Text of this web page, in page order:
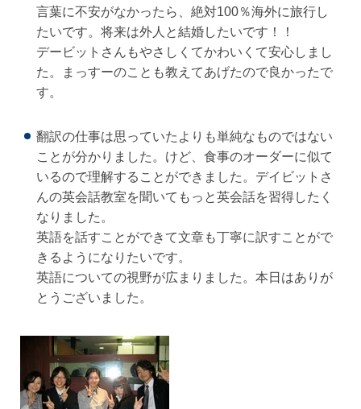
言葉に不安がなかったら、絶対100％海外に旅行し
たいです。将来は外人と結婚したいです！！
デービットさんもやさしくてかわいくて安心しまし
た。まっすーのことも教えてあげたので良かったで
す。
翻訳の仕事は思っていたよりも単純なものではない
ことが分かりました。けど、食事のオーダーに似て
いるので理解することができました。デイビットさ
んの英会話教室を聞いてもっと英会話を習得したく
なりました。
英語を話すことができて文章も丁寧に訳すことがで
きるようになりたいです。
英語についての視野が広まりました。本日はありが
とうございました。